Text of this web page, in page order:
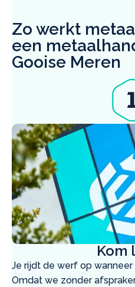
Zo werkt
een
Gooise Meren
Kom
Je rijdt de werf op
Omdat we zonder